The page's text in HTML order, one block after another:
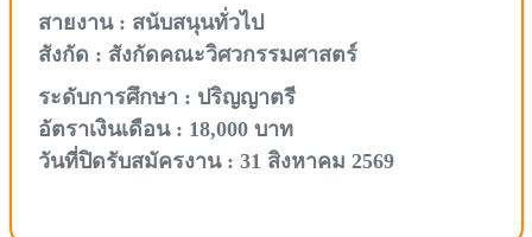
สายงาน : สนับสนุนทั่วไป
สังกัด : สังกัดคณะวิศวกรรมศาสตร์
ระดับการศึกษา : ปริญญาตรี
อัตราเงินเดือน : 18,000 บาท
วันที่ปิดรับสมัครงาน : 31 สิงหาคม 2569